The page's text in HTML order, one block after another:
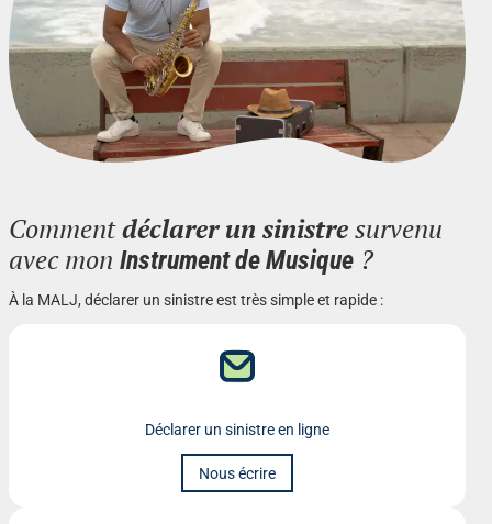
Commentdéclarer un sinistresurvenu
avec mon Instrument de Musique ?
À la MALJ, déclarer un sinistre est très simple et rapide :
Déclarer un sinistre en ligne
Nous écrire